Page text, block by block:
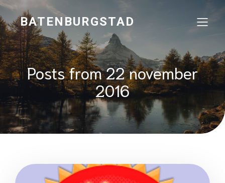
BATENBURGSTAD
Posts from 22 november
2016